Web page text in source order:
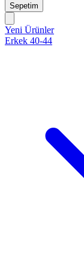
Sepetim
Yeni Ürünler
Erkek 40-44